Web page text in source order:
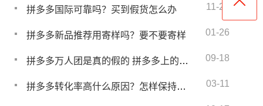
拼多多国际可靠吗？买到假货怎么办 11-22
拼多多新品推荐用寄样吗？要不要寄样 01-26
拼多多万人团是真的假的 拼多多上的万人团是真的吗 09-18
拼多多转化率高什么原因？怎样保持高转化率 03-11